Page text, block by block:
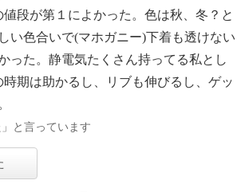
段が第１によかった。色は秋、冬？と
い色合いで(マホガニー)下着も透けない
った。静電気たくさん持ってる私とし
時期は助かるし、リブも伸びるし、ゲッ
と言っています